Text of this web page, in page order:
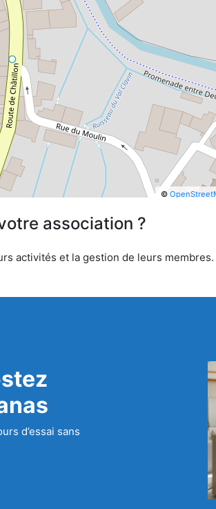
©
association ?
activités et la gestion de leurs
d’essai sans